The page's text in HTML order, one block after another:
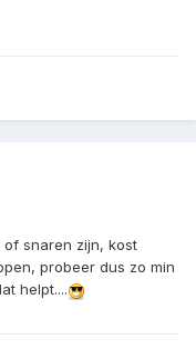
snaren zijn, kost
probeer dus zo min
helpt....